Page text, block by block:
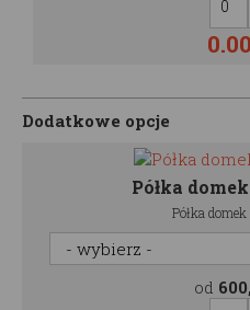
0.00
Dodatkowe opcje
Półka
Półka domek
od